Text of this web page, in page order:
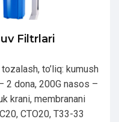
Filtrlari
to’liq: kumush
2 dona, 200G nasos –
krani, membranani
CTO20, T33-33